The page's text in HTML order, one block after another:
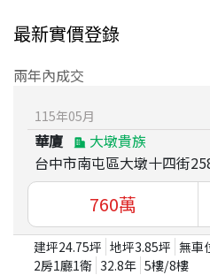
最新實價登錄
兩年內成交
115年05月
華廈
大墩貴族
台中市南屯區大墩十四街
760萬
建坪24.75坪 地坪3.85坪 無車
2房1廳1衛 32.8年 5樓/8樓